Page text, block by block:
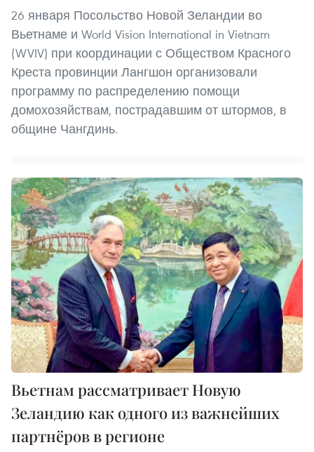
26 января Посольство Новой Зеландии во
Вьетнаме и World Vision International in Vietnam
(WVIV) при координации с Обществом Красного
Креста провинции Лангшон организовали
программу по распределению помощи
домохозяйствам, пострадавшим от штормов, в
общине Чангдинь.
Вьетнам рассматривает Новую
Зеландию как одного из важнейших
партнёров в регионе